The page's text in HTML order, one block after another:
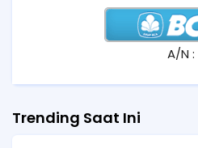
A/N :
Trending Saat Ini